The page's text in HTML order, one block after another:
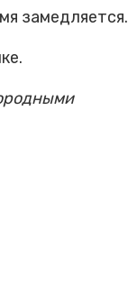
замедляется.